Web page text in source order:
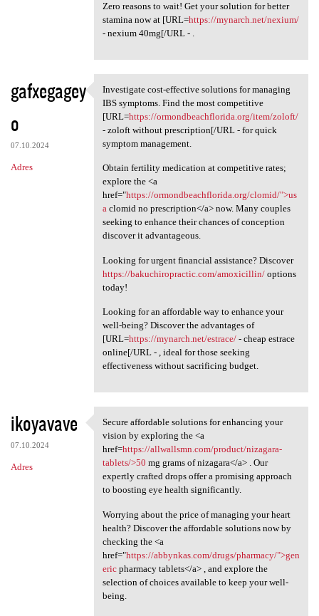
Zero reasons to wait! Get your solution for better
stamina now at [URL=https://mynarch.net/nexium/
- nexium 40mg[/URL - .
gafxegagey
o
07.10.2024
Adres
Investigate cost-effective
Investigate cost-effective solutions for managing
IBS symptoms. Find the most competitive
[URL=https://ormondbeachflorida.org/item/zoloft/
- zoloft without prescription[/URL - for quick
symptom management.
Obtain fertility medication at competitive rates;
explore the <a
href="https://ormondbeachflorida.org/clomid/">us
aclomid no prescription</a> now. Many couples
seeking to enhance their chances of conception
discover it advantageous.
Looking for urgent financial assistance? Discover
https://bakuchiropractic.com/amoxicillin/options
today!
Looking for an affordable way to enhance your
well-being? Discover the advantages of
[URL=https://mynarch.net/estrace/- cheap estrace
online[/URL - , ideal for those seeking
effectiveness without sacrificing budget.
ikoyavave
07.10.2024
Adres
Secure affordable solutions
Secure affordable solutions for enhancing your
vision by exploring the <a
href=https://allwallsmn.com/product/nizagara-
tablets/>50 mg grams of nizagara</a> . Our
expertly crafted drops offer a promising approach
to boosting eye health significantly.
Worrying about the price of managing your heart
health? Discover the affordable solutions now by
checking the <a
href="https://abbynkas.com/drugs/pharmacy/">gen
ericpharmacy tablets</a> , and explore the
selection of choices available to keep your well-
being.